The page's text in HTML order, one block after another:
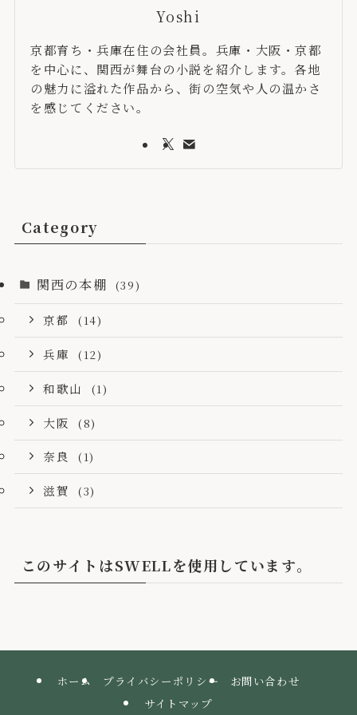
Yoshi
京都育ち・兵庫在住の会社員。兵庫・大阪・京都
を中心に、関西が舞台の小説を紹介します。各地
の魅力に溢れた作品から、街の空気や人の温かさ
を感じてください。
Category
関西の本棚 (39)
京都 (14)
兵庫 (12)
和歌山 (1)
大阪 (8)
奈良 (1)
滋賀 (3)
このサイトはSWELLを使用しています。
ホーム プライバシーポリシー
お問い合わせ
サイトマップ